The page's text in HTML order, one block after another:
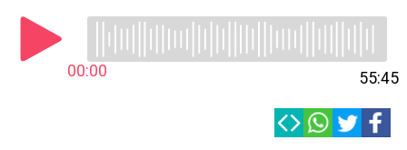
00:00 55:45